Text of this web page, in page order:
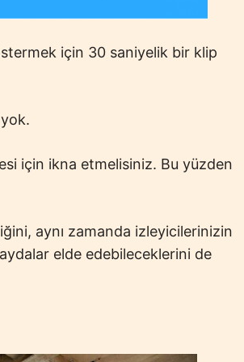
için 30 saniyelik bir klip
için ikna etmelisiniz. Bu yüzden
aynı zamanda izleyicilerinizin
elde edebileceklerini de